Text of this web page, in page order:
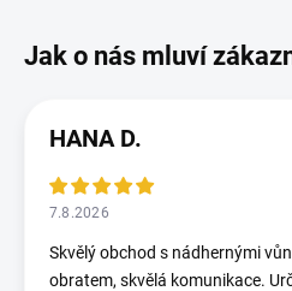
HANA D.
7.8.2026
Skvělý obchod s nádhernými
obratem, skvělá komunikace.